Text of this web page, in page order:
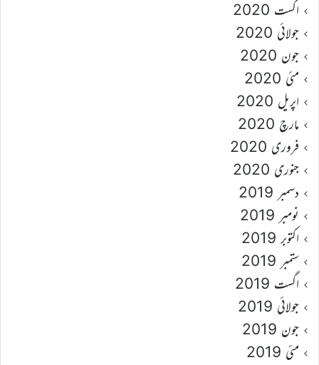
اگست 2020
جولائی 2020
جون 2020
مئی 2020
اپریل 2020
مارچ 2020
فروری 2020
جنوری 2020
دسمبر 2019
نومبر 2019
اکتوبر 2019
ستمبر 2019
اگست 2019
جولائی 2019
جون 2019
مئی 2019